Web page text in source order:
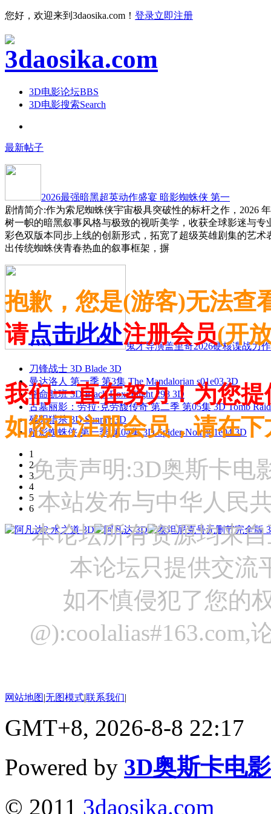
您好，欢迎来到3daosika.com！ 登录立即注册
3D电影论坛BBS
3D电影搜索Search
最新帖子
2026最强暗黑超英动作盛宴 暗影蜘蛛侠 第一
剧情简介:作为索尼蜘蛛侠宇宙极具突破性的标杆之作，2026
树一帜的暗黑叙事风格与极致的视听美学，收获全球影迷与
彩色双版本同步上线的创新形式，拓宽了超级英雄剧集的艺
出传统蜘蛛侠青春热血的叙事框架，摒
鬼才导演盖里奇2026硬核谍战力
刀锋战士 3D Blade 3D
曼达洛人 第一季 第3集 The Mandalorian s01e03 3D
夺命航班 3D Black Box: Flight 298 3D
古墓丽影：劳拉·克劳馥传奇 第二季 第05集 3D Tomb
残阳猎杀 3D Sunray 3D
暗影蜘蛛侠 第一季 第04集 3D Spider-Noir s01e04 3D
1
2
3
4
5
6
抱歉，您是(游客)无法查
请点击此处注册会员(开
我们一直在努力！为您
如您已注册会员，请在
免责声明:3D奥斯卡电
本站发布与中华人民
本论坛所有资源均来
本论坛只提供交流
如不慎侵犯了您的
网站地图|无图模式|联系我们|
GMT+8, 2026-8-8 22:17
Powered by 3D奥斯卡电
© 2011 3daosika.com